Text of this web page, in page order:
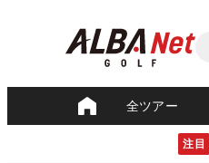
全ツアー
注目